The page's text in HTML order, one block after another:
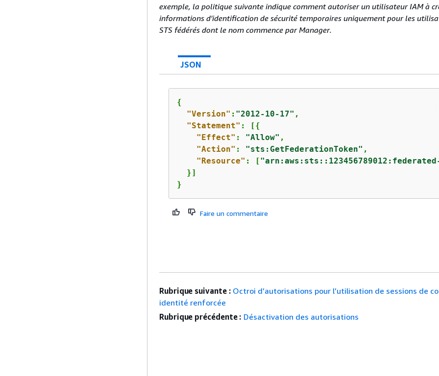
exemple, la politique suivante indique comment autoriser un utilisateur IAM à
informations d'identification de sécurité temporaires uniquement pour les
STS fédérés dont le nom commence par Manager.
JSON
{
"Version" : "2012-10-17" ,
"Statement" : [{
"Effect" : "Allow" ,
"Action" : "sts:GetFederationToken" ,
"Resource" : [
  }]
}
Faire un commentaire
Rubrique suivante : Octroi d’autorisations pour l’utilisation de sessions de
identité renforcée
Rubrique précédente : Désactivation des autorisations